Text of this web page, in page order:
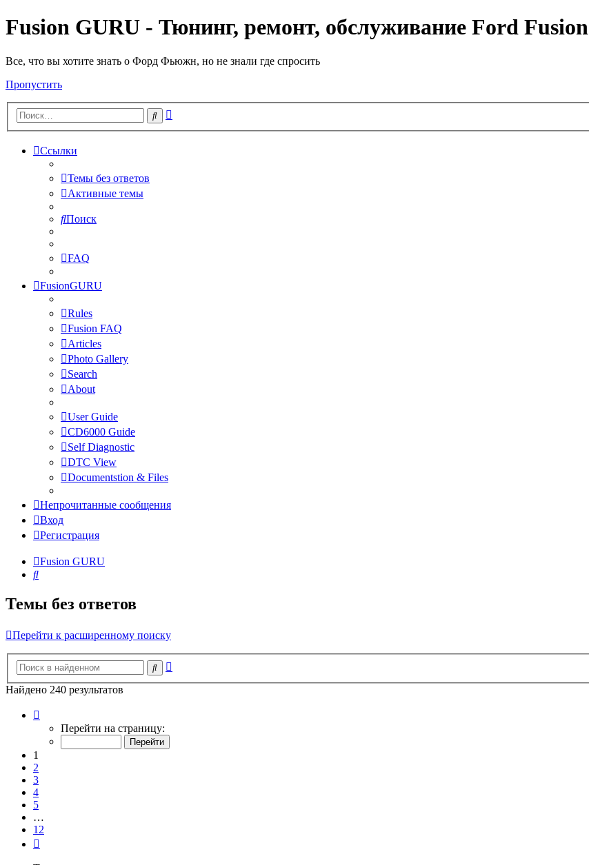
Fusion GURU - Тюнинг, ремонт, обслуживание Ford Fusion
Все, что вы хотите знать о Форд Фьюжн, но не знали где спросить
Пропустить
Поиск
Ссылки
Темы без ответов
Активные темы
Поиск
FAQ
FusionGURU
Rules
Fusion FAQ
Articles
Photo Gallery
Search
About
User Guide
CD6000 Guide
Self Diagnostic
DTC View
Documentstion & Files
Непрочитанные сообщения
Вход
Регистрация
Fusion GURU
Поиск
Темы без ответов
Перейти к расширенному поиску
Поиск
Найдено 240 результатов
Перейти на страницу:
1
2
3
4
5
…
12